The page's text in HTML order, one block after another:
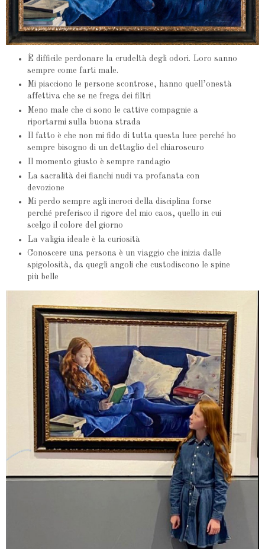
È difficile perdonare la crudeltà degli odori. Loro sanno
sempre come farti male.
Mi piacciono le persone scontrose, hanno quell’onestà
affettiva che se ne frega dei filtri
Meno male che ci sono le cattive compagnie a
riportarmi sulla buona strada
Il fatto è che non mi fido di tutta questa luce perché ho
sempre bisogno di un dettaglio del chiaroscuro
Il momento giusto è sempre randagio
La sacralità dei fianchi nudi va profanata con
devozione
Mi perdo sempre agli incroci della disciplina forse
perché preferisco il rigore del mio caos, quello in cui
scelgo il colore del giorno
La valigia ideale è la curiosità
Conoscere una persona è un viaggio che inizia dalle
spigolosità, da quegli angoli che custodiscono le spine
più belle